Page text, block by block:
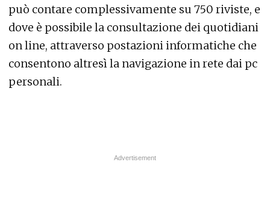
può contare complessivamente su 750 riviste, e
dove è possibile la consultazione dei quotidiani
on line, attraverso postazioni informatiche che
consentono altresì la navigazione in rete dai pc
personali.